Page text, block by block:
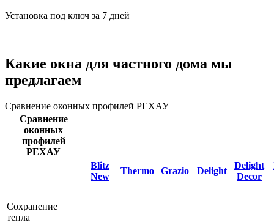
Установка под ключ за 7 дней
Какие окна для частного дома мы
предлагаем
Сравнение оконных профилей РЕХАУ
Сравнение
оконных
профилей
РЕХАУ
Blitz
New
Thermo Grazio Delight
Delight
Decor
Сохранение
тепла